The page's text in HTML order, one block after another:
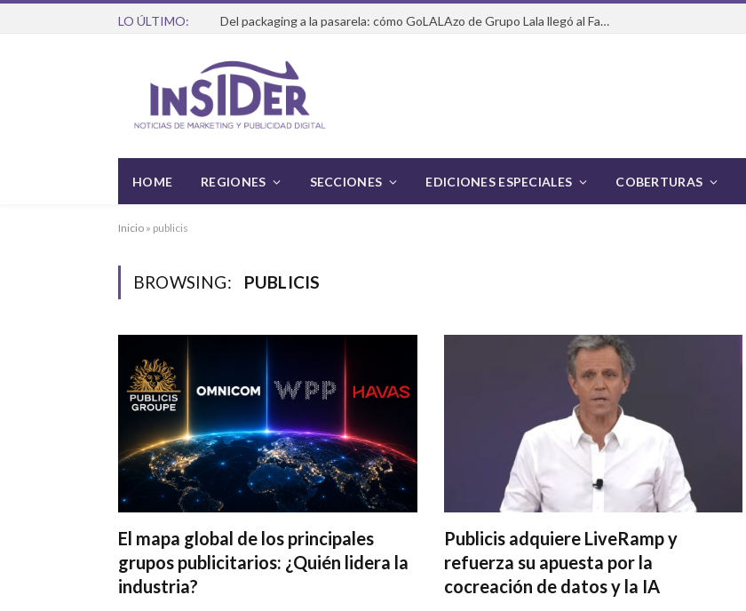
LO ÚLTIMO: Del packaging a la pasarela: cómo GoLALAzo de Grupo Lala llegó al Fashion Week de México
HOME REGIONES SECCIONES EDICIONES ESPECIALES COBERTURAS
Inicio » publicis
BROWSING: PUBLICIS
El mapa global de los principales
grupos publicitarios: ¿Quién lidera la
industria?
Publicis adquiere LiveRamp y
refuerza su apuesta por la
cocreación de datos y la IA